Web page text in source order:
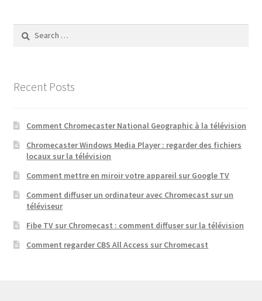
Search
Recent Posts
Comment Chromecaster National Geographic à la télévision
Chromecaster Windows Media Player : regarder des fichiers
locaux sur la télévision
Comment mettre en miroir votre appareil sur Google TV
Comment diffuser un ordinateur avec Chromecast sur un
téléviseur
Fibe TV sur Chromecast : comment diffuser sur la télévision
Comment regarder CBS All Access sur Chromecast